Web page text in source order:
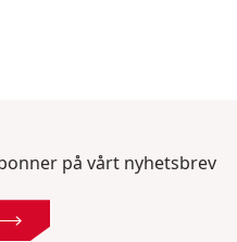
på vårt nyhetsbrev